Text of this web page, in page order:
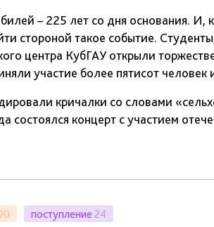
– 225 лет со дня основания. И,
стороной такое событие.
центра КубГАУ открыли
участие более пятисот человек
кричалки со словами
концерт с участием
поступление 24